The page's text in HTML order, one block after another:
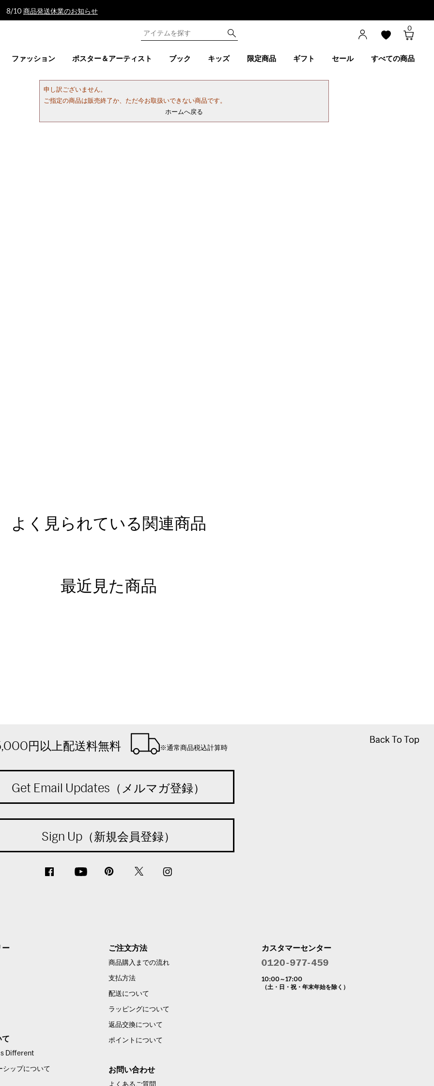
8/10 商品発送休業のお知らせ
0
ファッション ポスター＆アーティスト ブック キッズ 限定商品 ギフト セール すべての商品
申し訳ございません。
ご指定の商品は販売終了か、ただ今お取扱いできない商品です。
ホームへ戻る
よく見られている関連商品
最近見た商品
Back To Top
Back To Top
円以上配送料無料 ※通常商品税込計算時
Get Email Updates（メルマガ登録）
Sign Up（新規会員登録）
ー
て
Different
シップについて
ご注文方法
商品購入までの流れ
支払方法
配送について
ラッピングについて
返品交換について
ポイントについて
お問い合わせ
よくあるご質問
カスタマーセンター
10:00～17:00
（土・日・祝・年末年始を除く）